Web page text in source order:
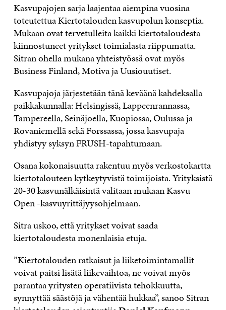
Kasvupajojen sarja laajentaa aiempina vuosina
toteutettua Kiertotalouden kasvupolun konseptia.
Mukaan ovat tervetulleita kaikki kiertotaloudesta
kiinnostuneet yritykset toimialasta riippumatta.
Sitran ohella mukana yhteistyössä ovat myös
Business Finland, Motiva ja Uusiouutiset.
Kasvupajoja järjestetään tänä keväänä kahdeksalla
paikkakunnalla: Helsingissä, Lappeenrannassa,
Tampereella, Seinäjoella, Kuopiossa, Oulussa ja
Rovaniemellä sekä Forssassa, jossa kasvupaja
yhdistyy syksyn FRUSH-tapahtumaan.
Osana kokonaisuutta rakentuu myös verkostokartta
kiertotalouteen kytkeytyvistä toimijoista. Yrityksistä
20-30 kasvunälkäisintä valitaan mukaan Kasvu
Open -kasvuyrittäjyysohjelmaan.
Sitra uskoo, että yritykset voivat saada
kiertotaloudesta monenlaisia etuja.
”Kiertotalouden ratkaisut ja liiketoimintamallit
voivat paitsi lisätä liikevaihtoa, ne voivat myös
parantaa yritysten operatiivista tehokkuutta,
synnyttää säästöjä ja vähentää hukkaa”, sanoo Sitran